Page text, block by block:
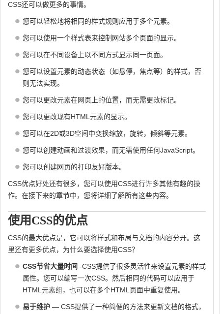
CSS还可以做更多的事情。
您可以轻松地将相同的样式规则应用于多个元素。
您可以使用一个样式表来控制网站多个页面的显示。
您可以在不同设备上以不同方式显示同一页面。
您可以设置元素的动态状态（如悬停，焦点等）的样式，否
则无法实现。
您可以更改元素在网页上的位置，而无需更改标记。
您可以更改现有HTML元素的显示。
您可以在2D或3D空间中变换缩放，旋转，倾斜等元素。
您可以创建动画和过渡效果，而无需使用任何JavaScript。
您可以创建网页的打印友好版本。
CSS优点好处还有很多，您可以使用CSS进行许多其他有趣的操
作。在接下来的章节中，您将详细了解所有这些内容。
使用CSS的优点
CSS的最大优点是，它可以将样式和布局与文档的内容分开。这
里还有更多优点，为什么要选择使用CSS？
CSS节省大量时间 -CSS提供了很多灵活性来设置元素的样式
属性。您可以编写一次CSS。然后相同的代码可以应用于
HTML元素组，也可以在多个HTML页面中重复使用。
易于维护 — CSS提供了一种简便的方法来更新文档的格式，